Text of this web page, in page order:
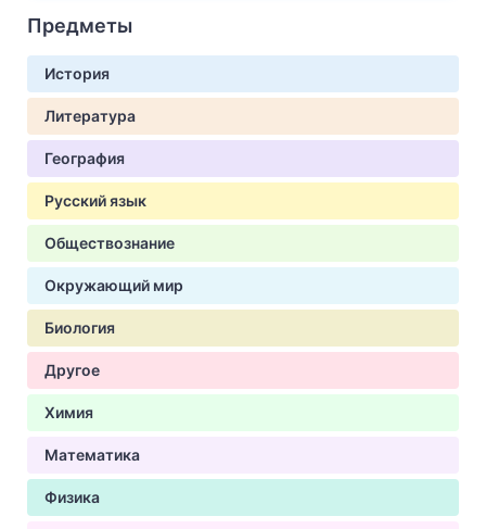
Предметы
История
Литература
География
Русский язык
Обществознание
Окружающий мир
Биология
Другое
Химия
Математика
Физика